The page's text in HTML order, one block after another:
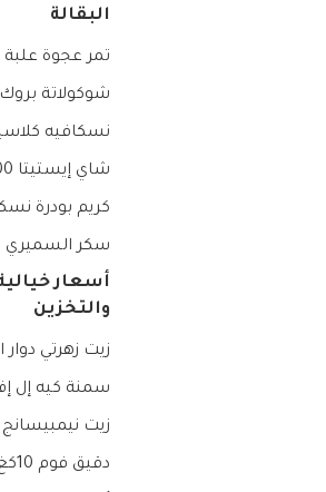
البقالة
تمر عجوة علبة 900غ – 24.95 ريال
شوكولاتة بروك دبي 100غ –
نسكافيه كلاسيك 190غ –
شاي إيستيتا 400غ – 8.95 ريال
كريم بودرة نسكافيه 400غ –
سكر السميري الناعم 2كغ
أسعار
والتخزين
زيت زهرتي دوار الشمس 1.5
سمنة كيه إل إف بقري
زيت نيمبيسانج السمسم
دقيق فوم 10كغ – 5.95 ريال